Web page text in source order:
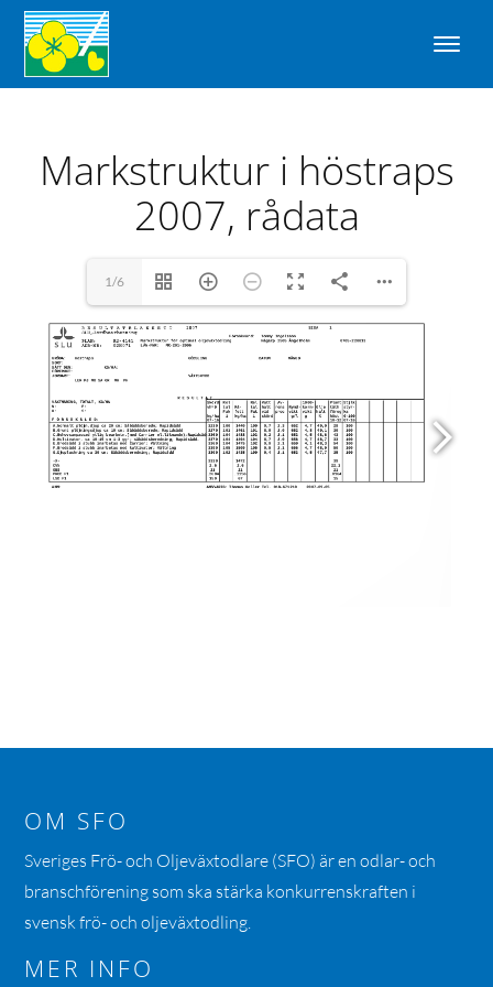
Markstruktur i höstraps
2007, rådata
1/6
OM SFO
Sveriges Frö- och Oljeväxtodlare (SFO) är en odlar- och
branschförening som ska stärka konkurrenskraften i
svensk frö- och oljeväxtodling.
MER INFO